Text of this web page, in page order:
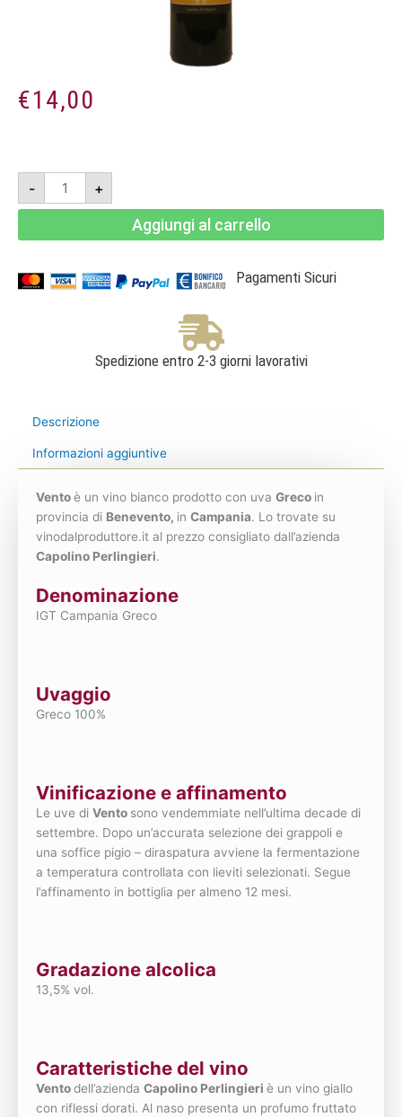
€14,00
-
Vento
IGT
Campania
quantità
+
Aggiungi al carrello
Pagamenti Sicuri
Spedizione entro 2-3 giorni lavorativi
Descrizione
Informazioni aggiuntive
Ventoè un vino bianco prodotto con uva Greco in
provincia di Benevento, in Campania. Lo trovate su
vinodalproduttore.it al prezzo consigliato dall’azienda
Capolino Perlingieri.
Denominazione
IGT Campania Greco
Uvaggio
Greco 100%
Vinificazione e affinamento
Le uve di Vento sono vendemmiate nell’ultima decade di
settembre. Dopo un’accurata selezione dei grappoli e
una soffice pigio – diraspatura avviene la fermentazione
a temperatura controllata con lieviti selezionati. Segue
l’affinamento in bottiglia per almeno 12 mesi.
Gradazione alcolica
13,5% vol.
Caratteristiche del vino
Ventodell’azienda Capolino Perlingieri è un vino giallo
con riflessi dorati. Al naso presenta un profumo fruttato